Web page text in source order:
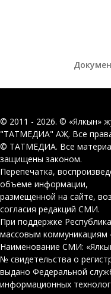
© 2011 - 2026. © «Ялкын»
"ТАТМЕДИА" АҖ. Все
© ТАТМЕДИА. Все
защищены законом.
Перепечатка,
объеме информации,
размещенной на сайте,
согласия редакций СМИ.
При поддержке
массовым
Наименование СМИ:
№ свидетельства о
выдано Федеральной
информационных